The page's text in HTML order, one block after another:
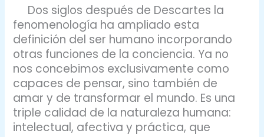
Dos siglos después de Descartes la
fenomenología ha ampliado esta
definición del ser humano incorporando
otras funciones de la conciencia. Ya no
nos concebimos exclusivamente como
capaces de pensar, sino también de
amar y de transformar el mundo. Es una
triple calidad de la naturaleza humana:
intelectual, afectiva y práctica, que